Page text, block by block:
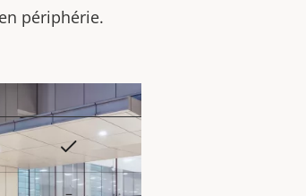
périphérie.
Oui